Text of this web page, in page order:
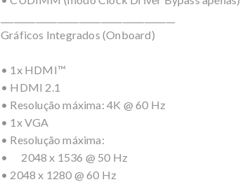
Gráficos Integrados (Onboard)
• 1x HDMI™
• HDMI 2.1
• Resolução máxima: 4K @ 60 Hz
• 1x VGA
• Resolução máxima:
• 2048 x 1536 @ 50 Hz
• 2048 x 1280 @ 60 Hz